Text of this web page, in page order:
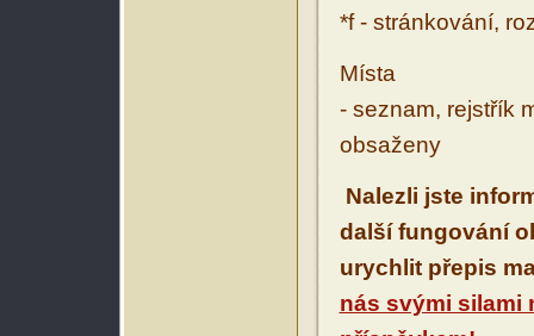
*f - stránkování,
Místa
- seznam, rejstřík
obsaženy
Nalezli jste
další fungování
urychlit přepis
nás svými silami